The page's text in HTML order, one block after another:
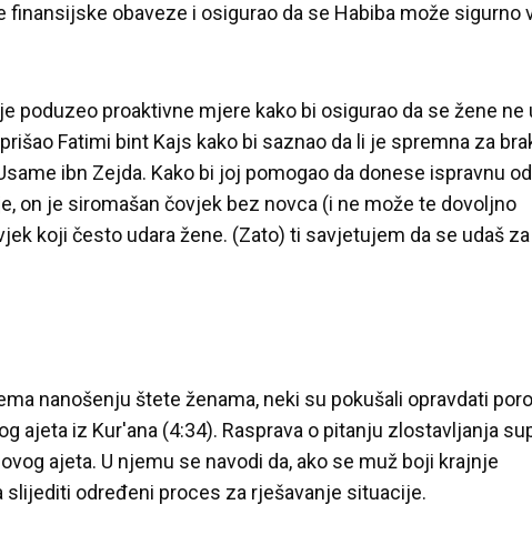
finansijske obaveze i osigurao da se Habiba može sigurno
poduzeo proaktivne mjere kako bi osigurao da se žene ne
Fatimi bint Kajs kako bi saznao da li je spremna za
ibn Zejda. Kako bi joj pomogao da donese ispravnu
on je siromašan čovjek bez novca (i ne može te dovoljno
koji često udara žene. (Zato) ti savjetujem da se udaš za
nanošenju štete ženama, neki su pokušali opravdati
ajeta iz Kur'ana (4:34). Rasprava o pitanju zlostavljanja
ajeta. U njemu se navodi da, ako se muž boji krajnje
određeni proces za rješavanje situacije.